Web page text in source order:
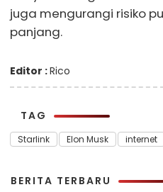
juga mengurangi risiko
panjang.
Editor :Rico
TAG
Starlink Elon Musk internet
BERITA TERBARU